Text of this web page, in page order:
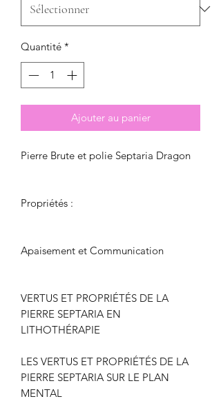
Quantité *
Ajouter au panier
Pierre Brute et polie Septaria Dragon
Propriétés :
Apaisement et Communication
VERTUS ET PROPRIÉTÉS DE LA
PIERRE SEPTARIA EN
LITHOTHÉRAPIE
LES VERTUS ET PROPRIÉTÉS DE LA
PIERRE SEPTARIA SUR LE PLAN
MENTAL